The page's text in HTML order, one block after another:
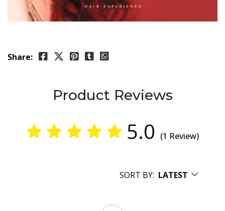
Share:
Product Reviews
5.0 (1 Review)
SORT BY: LATEST